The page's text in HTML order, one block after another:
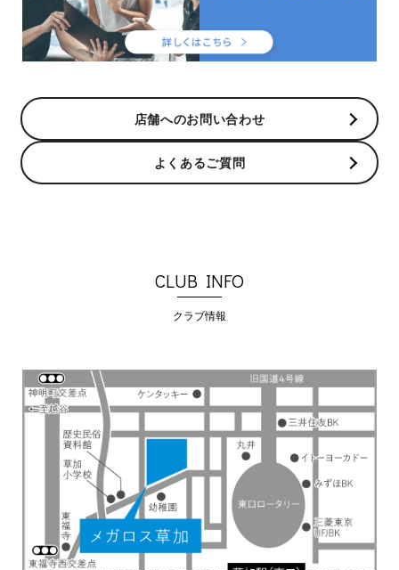
店舗へのお問い合わせ
よくあるご質問
CLUB INFO
クラブ情報